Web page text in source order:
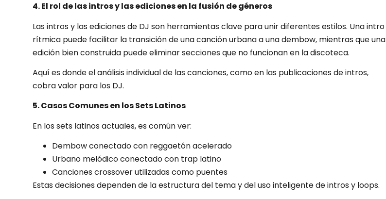
4. El rol de las intros y las ediciones en la fusión de géneros
Las intros y las ediciones de DJ son herramientas clave para unir diferentes estilos. Una intro
rítmica puede facilitar la transición de una canción urbana a una dembow, mientras que una
edición bien construida puede eliminar secciones que no funcionan en la discoteca.
Aquí es donde el análisis individual de las canciones, como en las publicaciones de intros,
cobra valor para los DJ.
5. Casos Comunes en los Sets Latinos
En los sets latinos actuales, es común ver:
Dembow conectado con reggaetón acelerado
Urbano melódico conectado con trap latino
Canciones crossover utilizadas como puentes
Estas decisiones dependen de la estructura del tema y del uso inteligente de intros y loops.